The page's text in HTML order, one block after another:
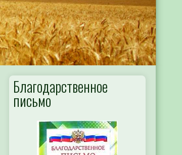
Благодарственное
письмо